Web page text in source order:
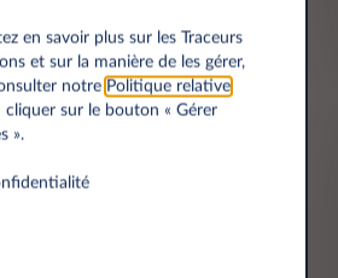
en savoir plus sur les Traceurs
et sur la manière de les gérer,
notre Politique relative
cliquer sur le bouton « Gérer
».